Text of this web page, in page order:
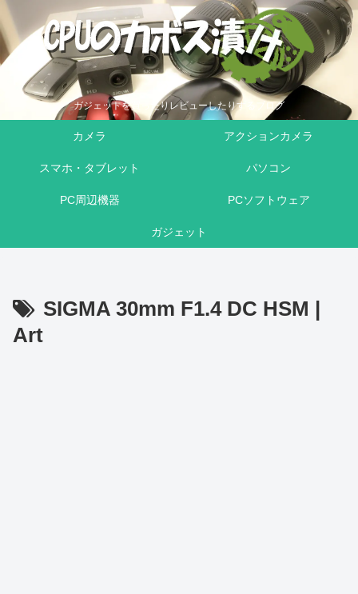
ガジェットを買ったりレビューしたりするブログ
カメラ アクションカメラ
スマホ・タブレット パソコン
PC周辺機器 PCソフトウェア
ガジェット
SIGMA 30mm F1.4 DC HSM |
Art